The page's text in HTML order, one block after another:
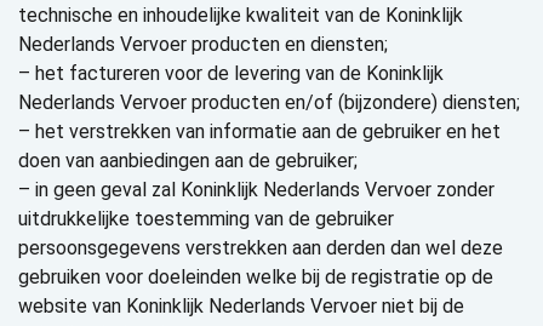
technische en inhoudelijke kwaliteit van de Koninklijk
Nederlands Vervoer producten en diensten;
– het factureren voor de levering van de Koninklijk
Nederlands Vervoer producten en/of (bijzondere) diensten;
– het verstrekken van informatie aan de gebruiker en het
doen van aanbiedingen aan de gebruiker;
– in geen geval zal Koninklijk Nederlands Vervoer zonder
uitdrukkelijke toestemming van de gebruiker
persoonsgegevens verstrekken aan derden dan wel deze
gebruiken voor doeleinden welke bij de registratie op de
website van Koninklijk Nederlands Vervoer niet bij de